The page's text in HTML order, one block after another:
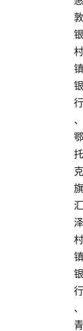
敦
银
村
镇
银
行
、
鄂
托
克
旗
汇
泽
村
镇
银
行
、
青